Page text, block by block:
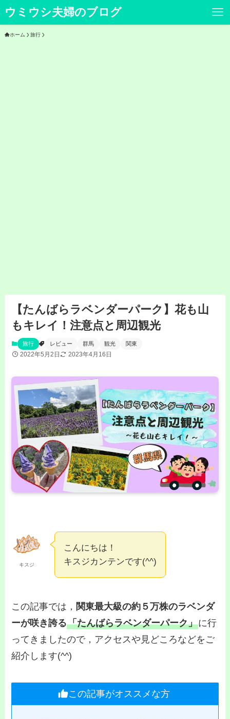
ウミウシ夫婦のブログ
ホーム 旅行
【たんばらラベンダーパーク】花も山
もキレイ！注意点と周辺観光
旅行 レビュー 群馬 観光 関東
2022年5月2日 2023年4月16日
キスジ
こんにちは！
キスジカンテンです(^^)
この記事では， 関東最大級の約５万株のラベンダ
ーが咲き誇る「たんばらラベンダーパーク」に行
ってきましたので，アクセスや見どころなどをご
紹介します(^^)
この記事がオススメな方